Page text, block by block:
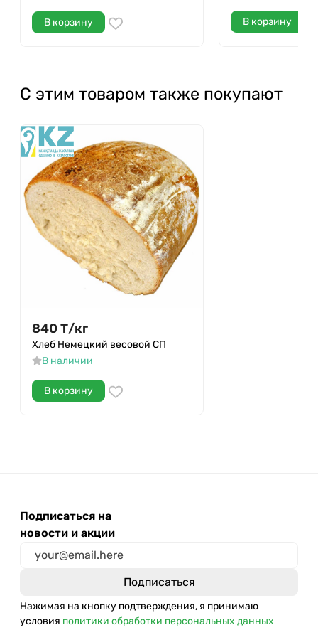
В корзину В корзину
С этим товаром также покупают
840 Т/кг
Хлеб Немецкий весовой СП
В наличии
В корзину
Подписаться на
новости и акции
Нажимая на кнопку подтверждения, я принимаю
условия политики обработки персональных данных